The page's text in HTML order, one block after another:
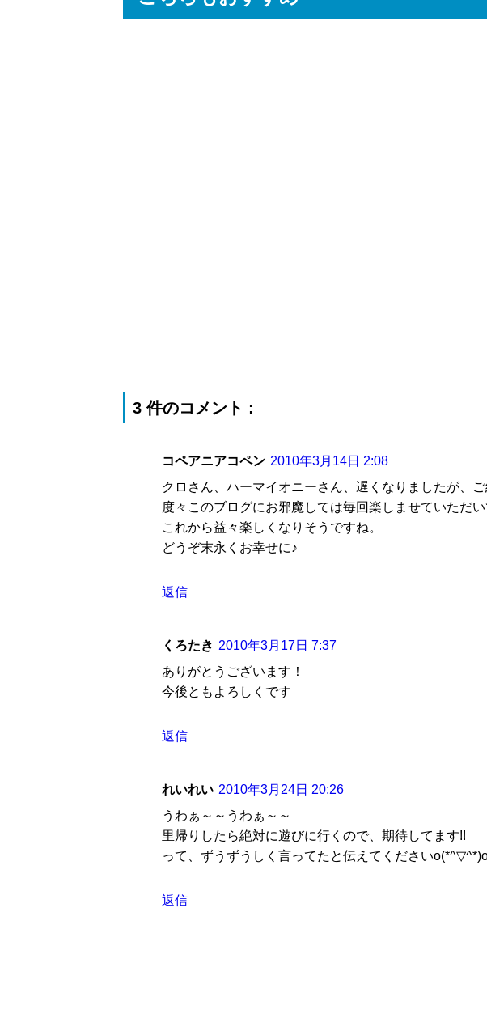
3 件のコメント :
コペアニアコペン 2010年3月14日 2:08
クロさん、ハーマイオニーさん、遅くなりましたが、
度々このブログにお邪魔しては毎回楽しませていただい
これから益々楽しくなりそうですね。
どうぞ末永くお幸せに♪
返信
くろたき 2010年3月17日 7:37
ありがとうございます！
今後ともよろしくです
返信
れいれい 2010年3月24日 20:26
うわぁ～～うわぁ～～
里帰りしたら絶対に遊びに行くので、期待してます!!
って、ずうずうしく言ってたと伝えてください
返信